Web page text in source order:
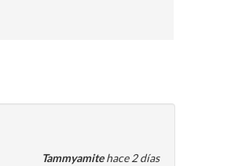
Tammyamitehace 2 días